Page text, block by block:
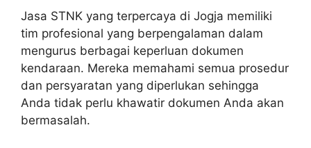
Jasa STNK yang terpercaya di Jogja memiliki
tim profesional yang berpengalaman dalam
mengurus berbagai keperluan dokumen
kendaraan. Mereka memahami semua prosedur
dan persyaratan yang diperlukan sehingga
Anda tidak perlu khawatir dokumen Anda akan
bermasalah.